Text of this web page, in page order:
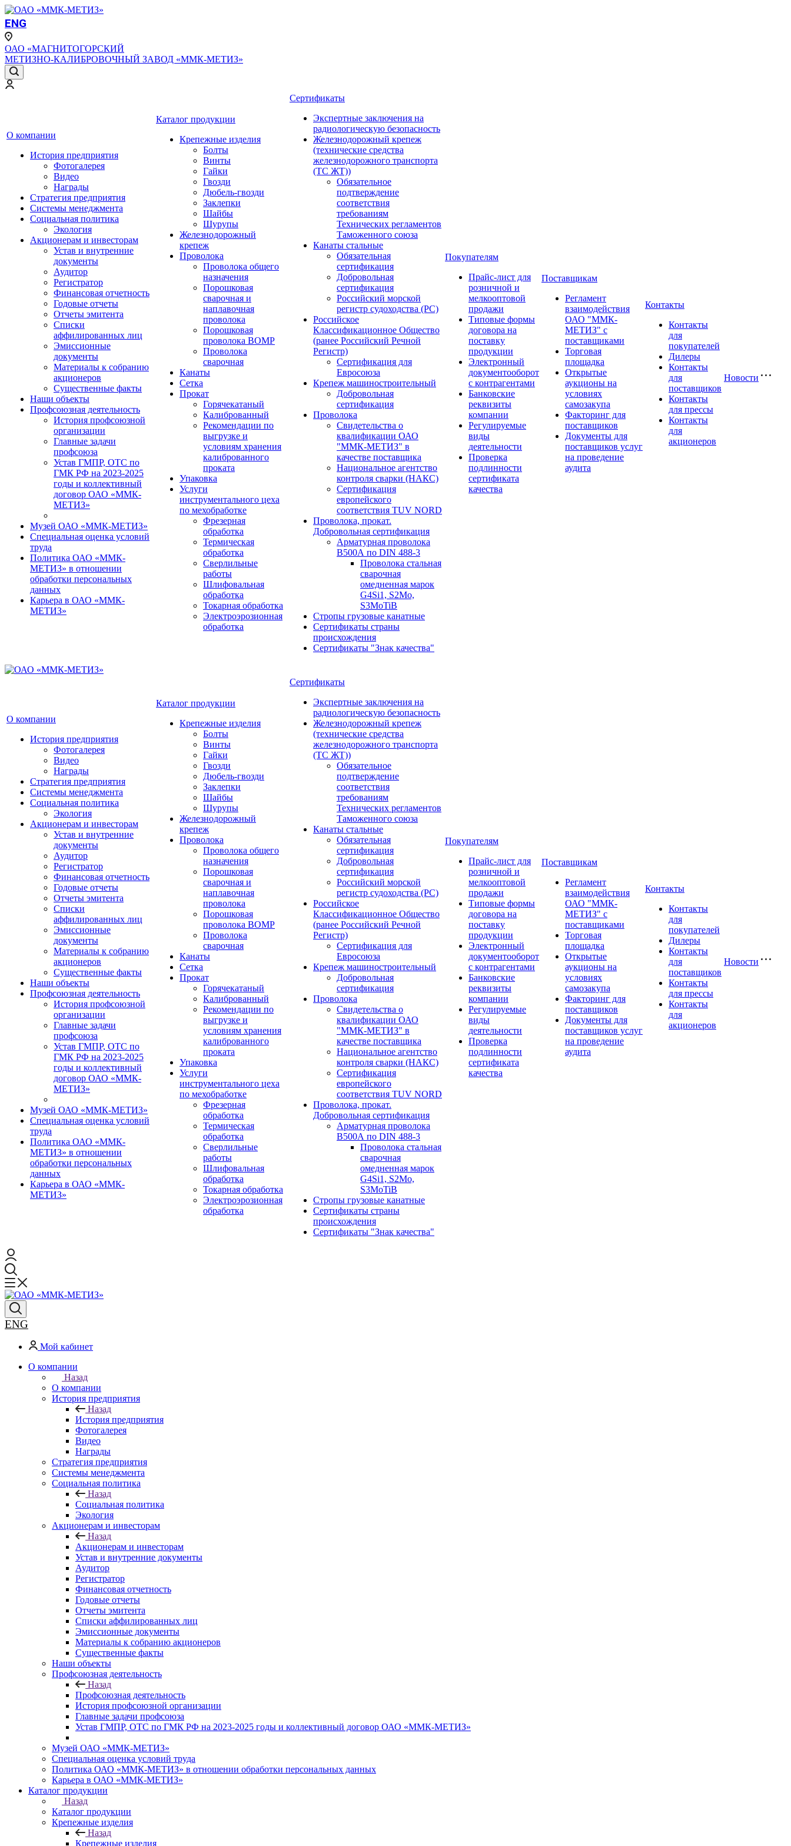
ENG
ОАО «МАГНИТОГОРСКИЙ
МЕТИЗНО-КАЛИБРОВОЧНЫЙ ЗАВОД «ММК-МЕТИЗ»
О компании
История предприятия
Фотогалерея
Видео
Награды
Стратегия предприятия
Системы менеджмента
Социальная политика
Экология
Акционерам и инвесторам
Устав и внутренние
документы
Аудитор
Регистратор
Финансовая отчетность
Годовые отчеты
Отчеты эмитента
Списки
аффилированных лиц
Эмиссионные
документы
Материалы к собранию
акционеров
Существенные факты
Наши объекты
Профсоюзная деятельность
История профсоюзной
организации
Главные задачи
профсоюза
Устав ГМПР, ОТС по
ГМК РФ на 2023-2025
годы и коллективный
договор ОАО «ММК-
МЕТИЗ»
Музей ОАО «ММК-МЕТИЗ»
Специальная оценка условий
труда
Политика ОАО «ММК-
МЕТИЗ» в отношении
обработки персональных
данных
Карьера в ОАО «ММК-
МЕТИЗ»
Каталог продукции
Крепежные изделия
Болты
Винты
Гайки
Гвозди
Дюбель-гвозди
Заклепки
Шайбы
Шурупы
Железнодорожный
крепеж
Проволока
Проволока общего
назначения
Порошковая
сварочная и
наплавочная
проволока
Порошковая
проволока ВОМР
Проволока
сварочная
Канаты
Сетка
Прокат
Горячекатаный
Калиброванный
Рекомендации по
выгрузке и
условиям хранения
калиброванного
проката
Упаковка
Услуги
инструментального цеха
по мехобработке
Фрезерная
обработка
Термическая
обработка
Сверлильные
работы
Шлифовальная
обработка
Токарная обработка
Электроэрозионная
обработка
Сертификаты
Экспертные заключения на
радиологическую безопасность
Железнодорожный крепеж
(технические средства
железнодорожного транспорта
(ТС ЖТ))
Обязательное
подтверждение
соответствия
требованиям
Технических регламентов
Таможенного союза
Канаты стальные
Обязательная
сертификация
Добровольная
сертификация
Российский морской
регистр судоходства (РС)
Российское
Классификационное Общество
(ранее Российский Речной
Регистр)
Сертификация для
Евросоюза
Крепеж машиностроительный
Добровольная
сертификация
Проволока
Свидетельства о
квалификации ОАО
"ММК-МЕТИЗ" в
качестве поставщика
Национальное агентство
контроля сварки (НАКС)
Сертификация
европейского
соответствия TUV NORD
Проволока, прокат.
Добровольная сертификация
Арматурная проволока
В500А по DIN 488-3
Проволока стальная
сварочная
омедненная марок
G4Si1, S2Mo,
S3MoTiB
Стропы грузовые канатные
Сертификаты страны
происхождения
Сертификаты "Знак качества"
Покупателям
Прайс-лист для
розничной и
мелкооптовой
продажи
Типовые формы
договора на
поставку
продукции
Электронный
документооборот
с контрагентами
Банковские
реквизиты
компании
Регулируемые
виды
деятельности
Проверка
подлинности
сертификата
качества
Поставщикам
Регламент
взаимодействия
ОАО "ММК-
МЕТИЗ" с
поставщиками
Торговая
площадка
Открытые
аукционы на
условиях
самозакупа
Факторинг для
поставщиков
Документы для
поставщиков услуг
на проведение
аудита
Контакты
Контакты
для
покупателей
Дилеры
Контакты
для
поставщиков
Контакты
для прессы
Контакты
для
акционеров
Новости
О компании
История предприятия
Фотогалерея
Видео
Награды
Стратегия предприятия
Системы менеджмента
Социальная политика
Экология
Акционерам и инвесторам
Устав и внутренние
документы
Аудитор
Регистратор
Финансовая отчетность
Годовые отчеты
Отчеты эмитента
Списки
аффилированных лиц
Эмиссионные
документы
Материалы к собранию
акционеров
Существенные факты
Наши объекты
Профсоюзная деятельность
История профсоюзной
организации
Главные задачи
профсоюза
Устав ГМПР, ОТС по
ГМК РФ на 2023-2025
годы и коллективный
договор ОАО «ММК-
МЕТИЗ»
Музей ОАО «ММК-МЕТИЗ»
Специальная оценка условий
труда
Политика ОАО «ММК-
МЕТИЗ» в отношении
обработки персональных
данных
Карьера в ОАО «ММК-
МЕТИЗ»
Каталог продукции
Крепежные изделия
Болты
Винты
Гайки
Гвозди
Дюбель-гвозди
Заклепки
Шайбы
Шурупы
Железнодорожный
крепеж
Проволока
Проволока общего
назначения
Порошковая
сварочная и
наплавочная
проволока
Порошковая
проволока ВОМР
Проволока
сварочная
Канаты
Сетка
Прокат
Горячекатаный
Калиброванный
Рекомендации по
выгрузке и
условиям хранения
калиброванного
проката
Упаковка
Услуги
инструментального цеха
по мехобработке
Фрезерная
обработка
Термическая
обработка
Сверлильные
работы
Шлифовальная
обработка
Токарная обработка
Электроэрозионная
обработка
Сертификаты
Экспертные заключения на
радиологическую безопасность
Железнодорожный крепеж
(технические средства
железнодорожного транспорта
(ТС ЖТ))
Обязательное
подтверждение
соответствия
требованиям
Технических регламентов
Таможенного союза
Канаты стальные
Обязательная
сертификация
Добровольная
сертификация
Российский морской
регистр судоходства (РС)
Российское
Классификационное Общество
(ранее Российский Речной
Регистр)
Сертификация для
Евросоюза
Крепеж машиностроительный
Добровольная
сертификация
Проволока
Свидетельства о
квалификации ОАО
"ММК-МЕТИЗ" в
качестве поставщика
Национальное агентство
контроля сварки (НАКС)
Сертификация
европейского
соответствия TUV NORD
Проволока, прокат.
Добровольная сертификация
Арматурная проволока
В500А по DIN 488-3
Проволока стальная
сварочная
омедненная марок
G4Si1, S2Mo,
S3MoTiB
Стропы грузовые канатные
Сертификаты страны
происхождения
Сертификаты "Знак качества"
Покупателям
Прайс-лист для
розничной и
мелкооптовой
продажи
Типовые формы
договора на
поставку
продукции
Электронный
документооборот
с контрагентами
Банковские
реквизиты
компании
Регулируемые
виды
деятельности
Проверка
подлинности
сертификата
качества
Поставщикам
Регламент
взаимодействия
ОАО "ММК-
МЕТИЗ" с
поставщиками
Торговая
площадка
Открытые
аукционы на
условиях
самозакупа
Факторинг для
поставщиков
Документы для
поставщиков услуг
на проведение
аудита
Контакты
Контакты
для
покупателей
Дилеры
Контакты
для
поставщиков
Контакты
для прессы
Контакты
для
акционеров
Новости
ENG
Мой кабинет
О компании
Назад
О компании
История предприятия
Назад
История предприятия
Фотогалерея
Видео
Награды
Стратегия предприятия
Системы менеджмента
Социальная политика
Назад
Социальная политика
Экология
Акционерам и инвесторам
Назад
Акционерам и инвесторам
Устав и внутренние документы
Аудитор
Регистратор
Финансовая отчетность
Годовые отчеты
Отчеты эмитента
Списки аффилированных лиц
Эмиссионные документы
Материалы к собранию акционеров
Существенные факты
Наши объекты
Профсоюзная деятельность
Назад
Профсоюзная деятельность
История профсоюзной организации
Главные задачи профсоюза
Устав ГМПР, ОТС по ГМК РФ на 2023-2025 годы и коллективный договор ОАО «ММК-МЕТИЗ»
Музей ОАО «ММК-МЕТИЗ»
Специальная оценка условий труда
Политика ОАО «ММК-МЕТИЗ» в отношении обработки персональных данных
Карьера в ОАО «ММК-МЕТИЗ»
Каталог продукции
Назад
Каталог продукции
Крепежные изделия
Назад
Крепежные изделия